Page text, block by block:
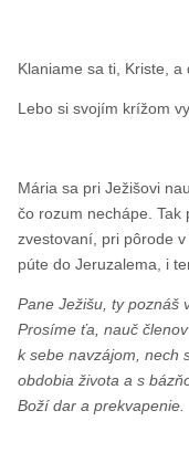
Klaniame sa ti, Kriste, a
Lebo si svojím krížom
Mária sa pri Ježišovi
čo rozum nechápe.
zvestovaní, pri pôrode
púte do Jeruzalema, i
Pane Ježišu, ty poznáš
Prosíme ťa, nauč
k sebe navzájom, nech
obdobia života a s
Boží dar a prekvapenie.